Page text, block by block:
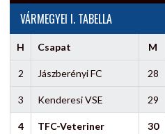
VÁRMEGYEI I. TABELLA
H Csapat M
2 Jászberényi FC 28
3 Kenderesi VSE 29
4 TFC-Veteriner 30